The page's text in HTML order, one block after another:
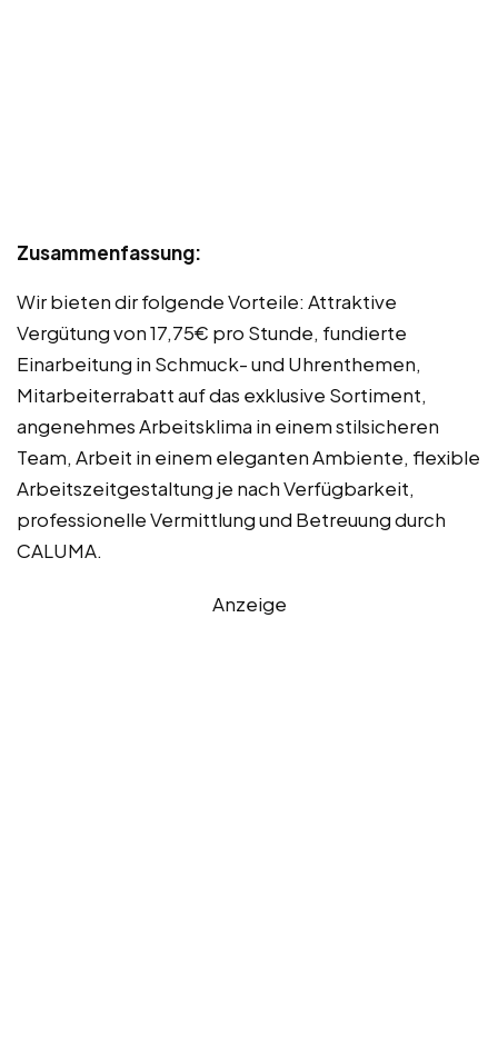
Zusammenfassung:
Wir bieten dir folgende Vorteile: Attraktive
Vergütung von 17,75€ pro Stunde, fundierte
Einarbeitung in Schmuck- und Uhrenthemen,
Mitarbeiterrabatt auf das exklusive Sortiment,
angenehmes Arbeitsklima in einem stilsicheren
Team, Arbeit in einem eleganten Ambiente, flexible
Arbeitszeitgestaltung je nach Verfügbarkeit,
professionelle Vermittlung und Betreuung durch
CALUMA.
Anzeige